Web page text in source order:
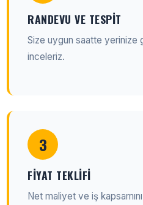
RANDEVU VE TESPIT
Size uygun saatte yerinize
inceleriz.
3
FIYAT TEKLIFI
Net maliyet ve iş